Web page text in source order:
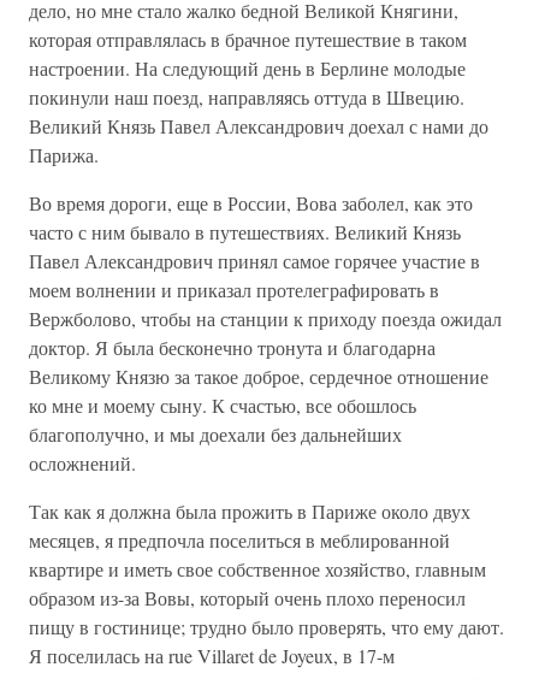
дело, но мне стало жалко бедной Великой Княгини,
которая отправлялась в брачное путешествие в таком
настроении. На следующий день в Берлине молодые
покинули наш поезд, направляясь оттуда в Швецию.
Великий Князь Павел Александрович доехал с нами до
Парижа.
Во время дороги, еще в России, Вова заболел, как это
часто с ним бывало в путешествиях. Великий Князь
Павел Александрович принял самое горячее участие в
моем волнении и приказал протелеграфировать в
Вержболово, чтобы на станции к приходу поезда ожидал
доктор. Я была бесконечно тронута и благодарна
Великому Князю за такое доброе, сердечное отношение
ко мне и моему сыну. К счастью, все обошлось
благополучно, и мы доехали без дальнейших
осложнений.
Так как я должна была прожить в Париже около двух
месяцев, я предпочла поселиться в меблированной
квартире и иметь свое собственное хозяйство, главным
образом из-за Вовы, который очень плохо переносил
пищу в гостинице; трудно было проверять, что ему дают.
Я поселилась на rue Villaret de Joyeux, в 17-м